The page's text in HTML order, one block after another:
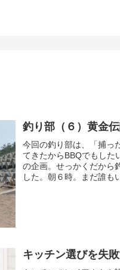
釣り部（６）黄金
今回の釣り部は、「捕っ
てきたからBBQでもした
の企画。せっかくだから
した。朝６時。まだ誰も
キッチン選びを失